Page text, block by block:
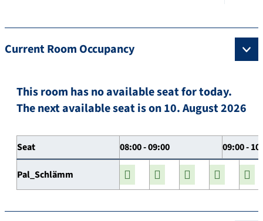
Current Room Occupancy
This room has no available seat for today.
The next available seat is on 10. August 2026
Seat 08:00 - 09:00 09:00 -
Pal_Schlämm